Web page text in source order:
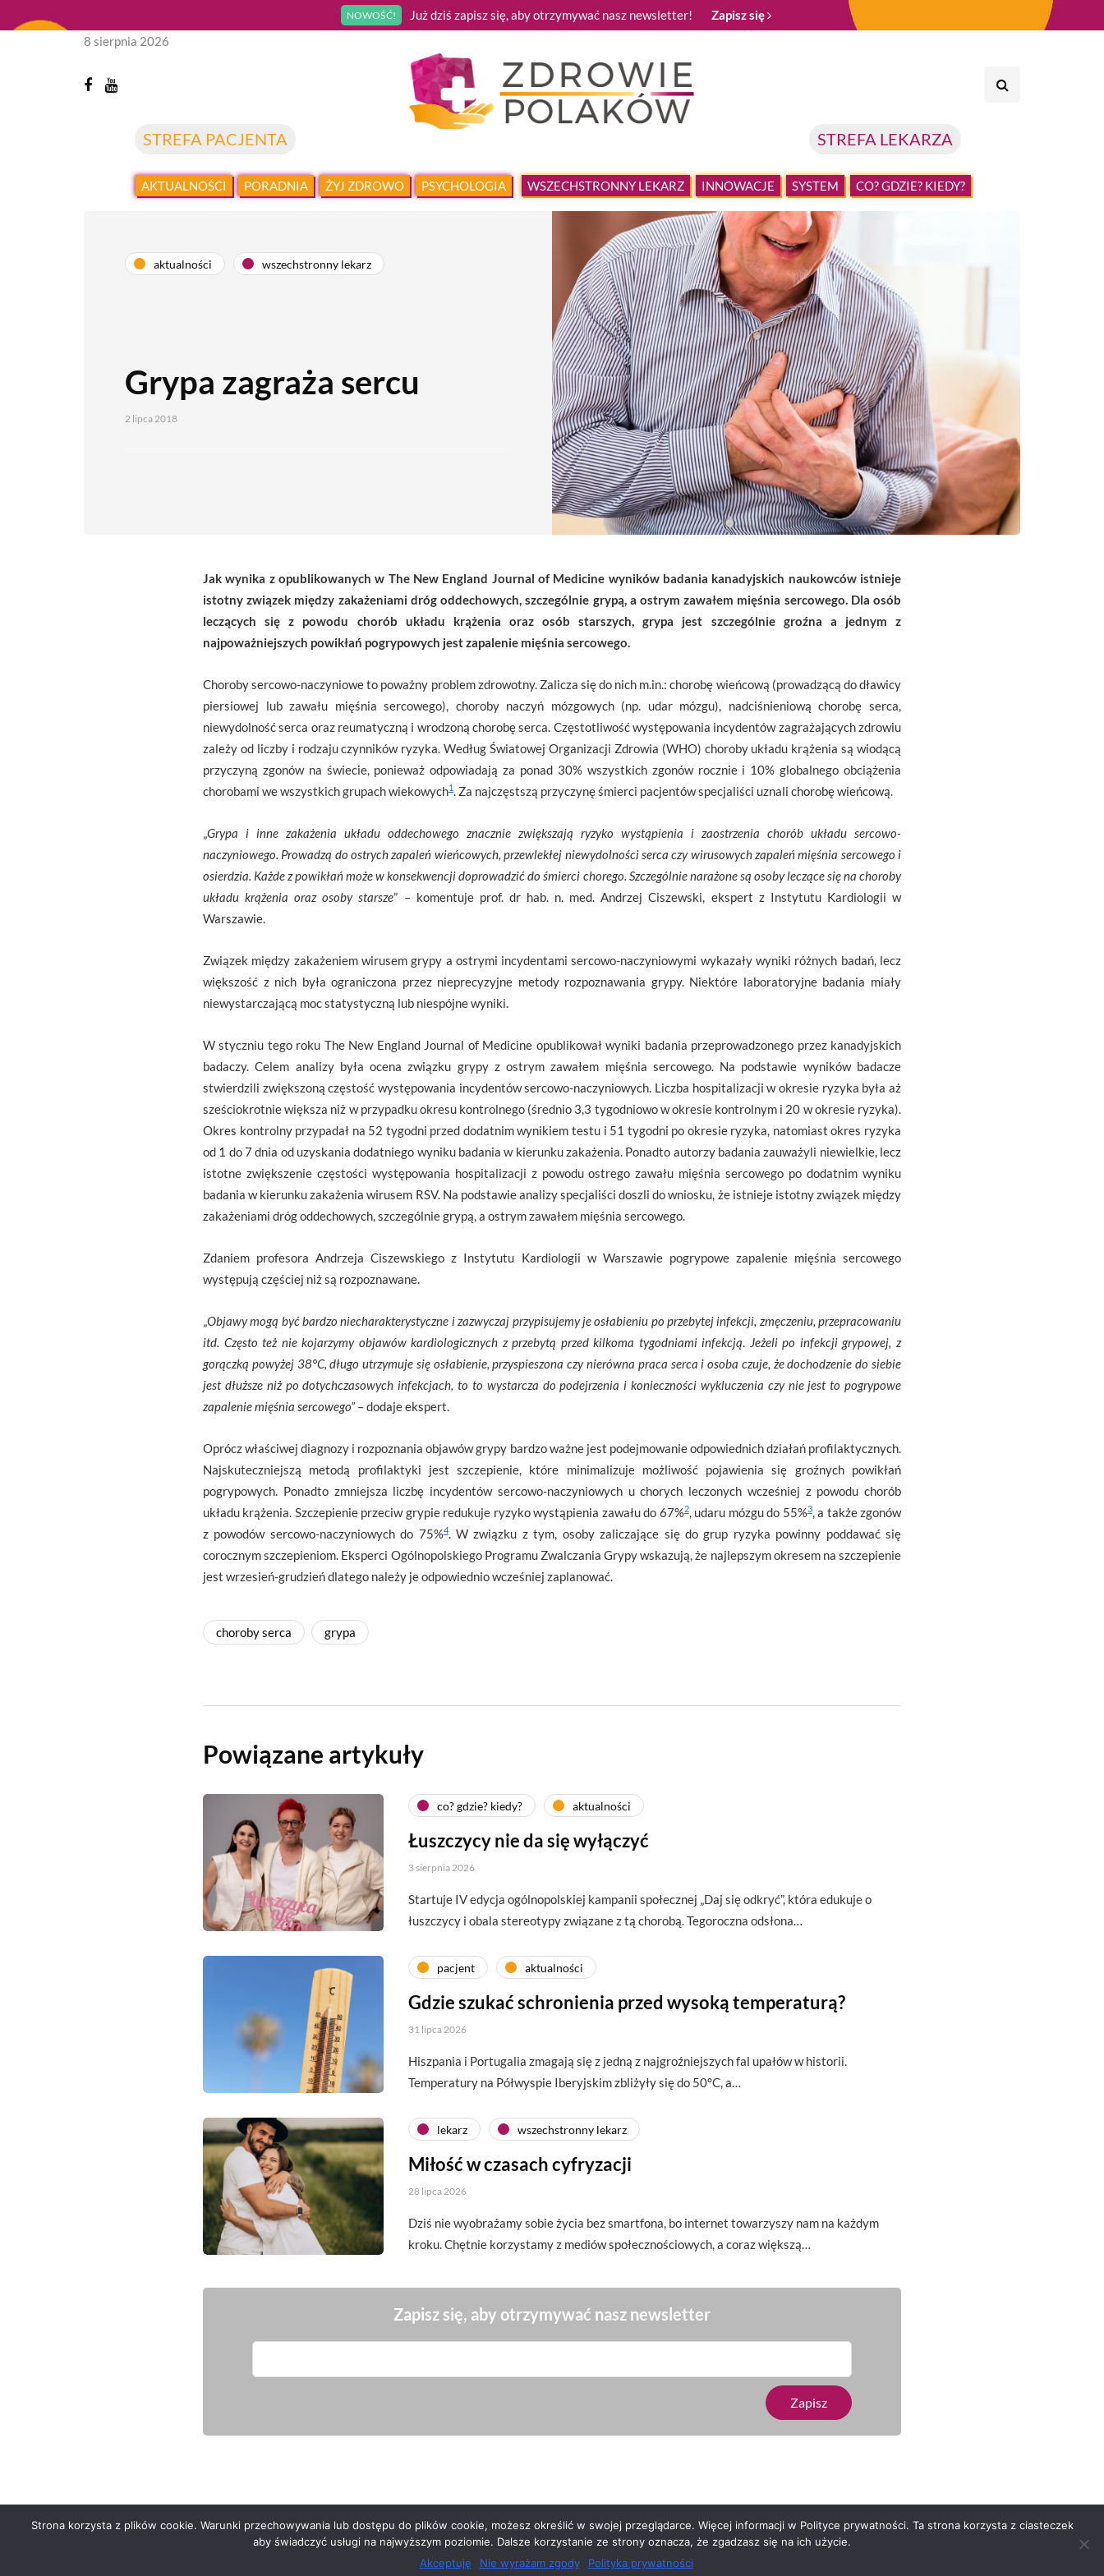
NOWOŚĆ! Już dziś zapisz się, aby otrzymywać nasz newsletter! Zapisz się
STREFA PACJENTA STREFA LEKARZA
8 sierpnia 2026
AKTUALNOŚCI PORADNIA ŻYJ ZDROWO PSYCHOLOGIA WSZECHSTRONNY LEKARZ INNOWACJE SYSTEM CO? GDZIE? KIEDY?
aktualności wszechstronny lekarz
Grypa zagraża sercu
2 lipca 2018
Jak wynika z opublikowanych w The New England Journal of Medicine wyników badania kanadyjskich naukowców istnieje
istotny związek między zakażeniami dróg oddechowych, szczególnie grypą, a ostrym zawałem mięśnia sercowego. Dla osób
leczących się z powodu chorób układu krążenia oraz osób starszych, grypa jest szczególnie groźna a jednym z
najpoważniejszych powikłań pogrypowych jest zapalenie mięśnia sercowego.
Choroby sercowo-naczyniowe to poważny problem zdrowotny. Zalicza się do nich m.in.: chorobę wieńcową (prowadzącą do dławicy
piersiowej lub zawału mięśnia sercowego), choroby naczyń mózgowych (np. udar mózgu), nadciśnieniową chorobę serca,
niewydolność serca oraz reumatyczną i wrodzoną chorobę serca. Częstotliwość występowania incydentów zagrażających zdrowiu
zależy od liczby i rodzaju czynników ryzyka. Według Światowej Organizacji Zdrowia (WHO) choroby układu krążenia są wiodącą
przyczyną zgonów na świecie, ponieważ odpowiadają za ponad 30% wszystkich zgonów rocznie i 10% globalnego obciążenia
chorobami we wszystkich grupach wiekowych1. Za najczęstszą przyczynę śmierci pacjentów specjaliści uznali chorobę wieńcową.
„Grypa i inne zakażenia układu oddechowego znacznie zwiększają ryzyko wystąpienia i zaostrzenia chorób układu sercowo-
naczyniowego. Prowadzą do ostrych zapaleń wieńcowych, przewlekłej niewydolności serca czy wirusowych zapaleń mięśnia sercowego i
osierdzia. Każde z powikłań może w konsekwencji doprowadzić do śmierci chorego. Szczególnie narażone są osoby leczące się na choroby
układu krążenia oraz osoby starsze” – komentuje prof. dr hab. n. med. Andrzej Ciszewski, ekspert z Instytutu Kardiologii w
Warszawie.
Związek między zakażeniem wirusem grypy a ostrymi incydentami sercowo-naczyniowymi wykazały wyniki różnych badań, lecz
większość z nich była ograniczona przez nieprecyzyjne metody rozpoznawania grypy. Niektóre laboratoryjne badania miały
niewystarczającą moc statystyczną lub niespójne wyniki.
W styczniu tego roku The New England Journal of Medicine opublikował wyniki badania przeprowadzonego przez kanadyjskich
badaczy. Celem analizy była ocena związku grypy z ostrym zawałem mięśnia sercowego. Na podstawie wyników badacze
stwierdzili zwiększoną częstość występowania incydentów sercowo-naczyniowych. Liczba hospitalizacji w okresie ryzyka była aż
sześciokrotnie większa niż w przypadku okresu kontrolnego (średnio 3,3 tygodniowo w okresie kontrolnym i 20 w okresie ryzyka).
Okres kontrolny przypadał na 52 tygodni przed dodatnim wynikiem testu i 51 tygodni po okresie ryzyka, natomiast okres ryzyka
od 1 do 7 dnia od uzyskania dodatniego wyniku badania w kierunku zakażenia. Ponadto autorzy badania zauważyli niewielkie, lecz
istotne zwiększenie częstości występowania hospitalizacji z powodu ostrego zawału mięśnia sercowego po dodatnim wyniku
badania w kierunku zakażenia wirusem RSV. Na podstawie analizy specjaliści doszli do wniosku, że istnieje istotny związek między
zakażeniami dróg oddechowych, szczególnie grypą, a ostrym zawałem mięśnia sercowego.
Zdaniem profesora Andrzeja Ciszewskiego z Instytutu Kardiologii w Warszawie pogrypowe zapalenie mięśnia sercowego
występują częściej niż są rozpoznawane.
„Objawy mogą być bardzo niecharakterystyczne i zazwyczaj przypisujemy je osłabieniu po przebytej infekcji, zmęczeniu, przepracowaniu
itd. Często też nie kojarzymy objawów kardiologicznych z przebytą przed kilkoma tygodniami infekcją. Jeżeli po infekcji grypowej, z
gorączką powyżej 38°C, długo utrzymuje się osłabienie, przyspieszona czy nierówna praca serca i osoba czuje, że dochodzenie do siebie
jest dłuższe niż po dotychczasowych infekcjach, to to wystarcza do podejrzenia i konieczności wykluczenia czy nie jest to pogrypowe
zapalenie mięśnia sercowego”– dodaje ekspert.
Oprócz właściwej diagnozy i rozpoznania objawów grypy bardzo ważne jest podejmowanie odpowiednich działań profilaktycznych.
Najskuteczniejszą metodą profilaktyki jest szczepienie, które minimalizuje możliwość pojawienia się groźnych powikłań
pogrypowych. Ponadto zmniejsza liczbę incydentów sercowo-naczyniowych u chorych leczonych wcześniej z powodu chorób
układu krążenia. Szczepienie przeciw grypie redukuje ryzyko wystąpienia zawału do 67%2, udaru mózgu do 55%3, a także zgonów
z powodów sercowo-naczyniowych do 75%4. W związku z tym, osoby zaliczające się do grup ryzyka powinny poddawać się
corocznym szczepieniom. Eksperci Ogólnopolskiego Programu Zwalczania Grypy wskazują, że najlepszym okresem na szczepienie
jest wrzesień-grudzień dlatego należy je odpowiednio wcześniej zaplanować.
choroby serca grypa
Powiązane artykuły
co? gdzie? kiedy? aktualności
Łuszczycy nie da się wyłączyć
3 sierpnia 2026
Startuje IV edycja ogólnopolskiej kampanii społecznej „Daj się odkryć”, która edukuje o
łuszczycy i obala stereotypy związane z tą chorobą. Tegoroczna odsłona…
pacjent aktualności
Gdzie szukać schronienia przed wysoką temperaturą?
31 lipca 2026
Hiszpania i Portugalia zmagają się z jedną z najgroźniejszych fal upałów w historii.
Temperatury na Półwyspie Iberyjskim zbliżyły się do 50°C, a…
lekarz wszechstronny lekarz
Miłość w czasach cyfryzacji
28 lipca 2026
Dziś nie wyobrażamy sobie życia bez smartfona, bo internet towarzyszy nam na każdym
kroku. Chętnie korzystamy z mediów społecznościowych, a coraz większą…
Zapisz się, aby otrzymywać nasz newsletter
Grzegorz Sztank.
Strona korzysta z plików cookie. Warunki przechowywania lub dostępu do plików cookie, możesz określić w swojej przeglądarce. Więcej informacji w Polityce prywatności. Ta strona korzysta z ciasteczek
aby świadczyć usługi na najwyższym poziomie. Dalsze korzystanie ze strony oznacza, że zgadzasz się na ich użycie.
Akceptuję
Nie wyrażam zgody Polityka prywatności